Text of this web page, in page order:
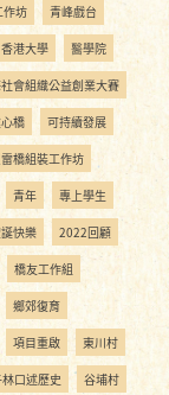
作坊 青峰戲台
香港大學 醫學院
社會組織公益創業大賽
橋 可持續發展
橋組裝工作坊
青年 專上學生
快樂 2022回顧
橋友工作組
鄉郊復育
項目重啟 東川村
口述歷史 谷埔村